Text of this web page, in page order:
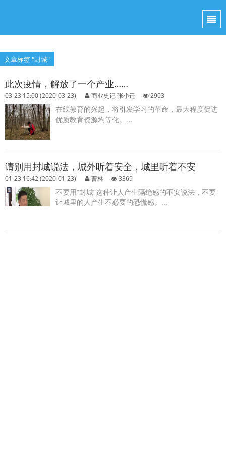
文章标签 "封城"
此次疫情，解放了一个产业……
03-23 15:00 (2020-03-23) 商业史记 张小迁 2903
在线教育的兴起，将引发学习的革命，最大程度促进
优质教育资源均等化。...
请别用封城说法，城外听着安全，城里听着不安
01-23 16:42 (2020-01-23) 曹林 3369
不要用“封城”这种让人产生隔绝感的不安说法，不要
让城里的人产生不必要的恐慌感。...